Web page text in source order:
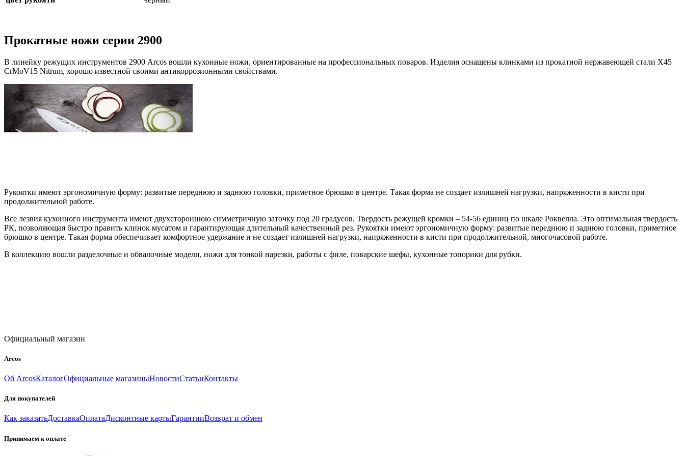
Прокатные ножи серии 2900
В линейку режущих инструментов 2900 Arcos вошли кухонные ножи, ориентированные на профессиональных поваров. Изделия оснащены клинками из прокатной нержавеющей стали X45
CrMoV15 Nitrum, хорошо известной своими антикоррозионными свойствами.
Рукоятки имеют эргономичную форму: развитые переднюю и заднюю головки, приметное брюшко в центре. Такая форма не создает излишней нагрузки, напряженности в кисти при
продолжительной работе.
Все лезвия кухонного инструмента имеют двухстороннюю симметричную заточку под 20 градусов. Твердость режущей кромки – 54-56 единиц по шкале Роквелла. Это оптимальная твердость
РК, позволяющая быстро править клинок мусатом и гарантирующая длительный качественный рез. Рукоятки имеют эргономичную форму: развитые переднюю и заднюю головки, приметное
брюшко в центре. Такая форма обеспечивает комфортное удержание и не создает излишней нагрузки, напряженности в кисти при продолжительной, многочасовой работе.
В коллекцию вошли разделочные и обвалочные модели, ножи для тонкой нарезки, работы с филе, поварские шефы, кухонные топорики для рубки.
Официальный магазин
Arcos
Об ArcosКаталогОфициальные магазиныНовостиСтатьиКонтакты
Для покупателей
Как заказатьДоставкаОплатаДисконтные картыГарантииВозврат и обмен
Принимаем к оплате